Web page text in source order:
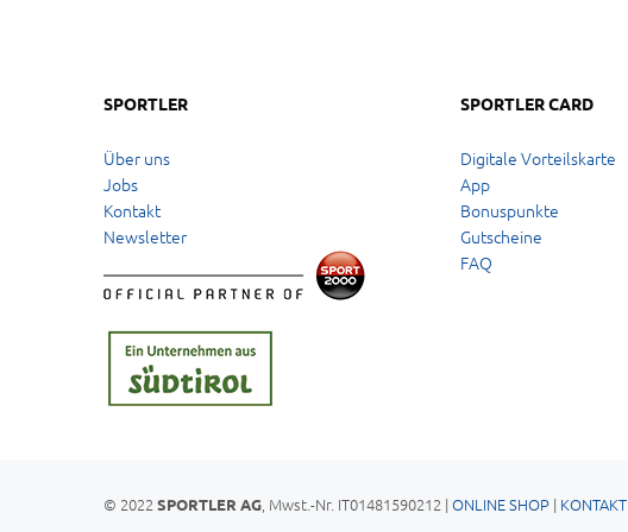
SPORTLER
Über uns
Jobs
Kontakt
Newsletter
SPORTLER CARD
Digitale Vorteilskarte
App
Bonuspunkte
Gutscheine
FAQ
© 2022SPORTLER AG, Mwst.-Nr. IT01481590212 | ONLINE SHOP | KONTAKT